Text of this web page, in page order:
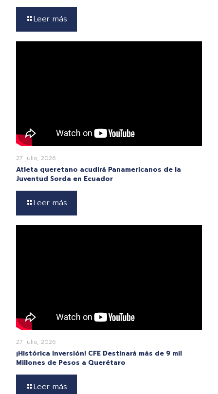
Leer más
27 julio, 2026
Atleta queretano acudirá Panamericanos de la
Juventud Sorda en Ecuador
Leer más
27 julio, 2026
¡Histórica Inversión! CFE Destinará más de 9 mil
Millones de Pesos a Querétaro
Leer más